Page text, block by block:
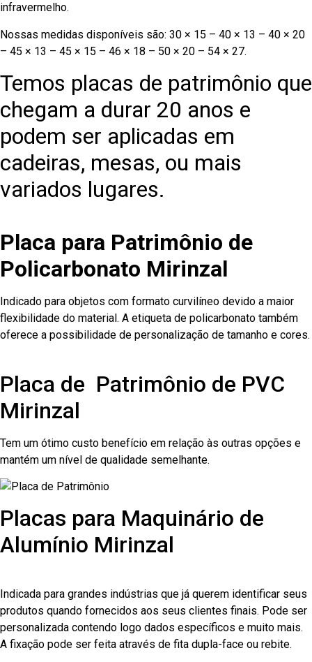
infravermelho.
Nossas medidas disponíveis são: 30 × 15 – 40 × 13 – 40 × 20
– 45 × 13 – 45 × 15 – 46 × 18 – 50 × 20 – 54 × 27.
Temos placas de patrimônio que
chegam a durar 20 anos e
podem ser aplicadas em
cadeiras, mesas, ou mais
variados lugares.
Placa para Patrimônio de
Policarbonato Mirinzal
Indicado para objetos com formato curvilíneo devido a maior
flexibilidade do material. A etiqueta de policarbonato também
oferece a possibilidade de personalização de tamanho e cores.
Placa de Patrimônio de PVC
Mirinzal
Tem um ótimo custo benefício em relação às outras opções e
mantém um nível de qualidade semelhante.
Placas para Maquinário de
Alumínio Mirinzal
Indicada para grandes indústrias que já querem identificar seus
produtos quando fornecidos aos seus clientes finais. Pode ser
personalizada contendo logo dados específicos e muito mais.
A fixação pode ser feita através de fita dupla-face ou rebite.